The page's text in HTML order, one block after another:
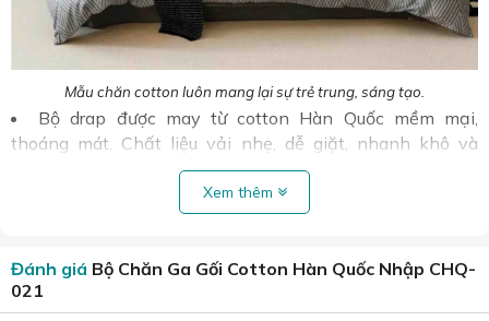
Mẫu chăn cotton luôn mang lại sự trẻ trung, sáng tạo.
Bộ drap được may từ cotton Hàn Quốc mềm mại,
thoáng mát. Chất liệu vải nhẹ, dễ giặt, nhanh khô và
không bị xù lông, không phai màu sau khi giặt. Sản phẩm
an toàn cho sức khỏe, không gây kích ứng da.
nằm.
Đường may chắc chắn, tỉ mỉ, hạn chế tối đa tình trạng
Xem thêm
Đánh giá Bộ Chăn Ga Gối Cotton Hàn Quốc Nhập CHQ-
021